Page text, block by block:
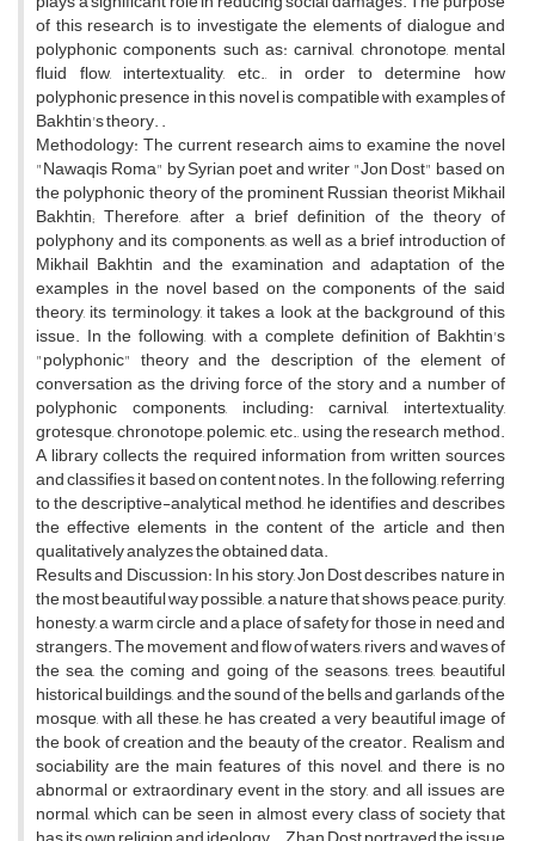
of this research is to investigate the elements of dialogue and
polyphonic components such as: carnival, chronotope, mental
fluid flow, intertextuality, etc., in order to determine how
polyphonic presence in this novel is compatible with examples of
Bakhtin's theory. .
Methodology: The current research aims to examine the novel
"Nawaqis Roma" by Syrian poet and writer "Jon Dost" based on
the polyphonic theory of the prominent Russian theorist Mikhail
Bakhtin; Therefore, after a brief definition of the theory of
polyphony and its components, as well as a brief introduction of
Mikhail Bakhtin and the examination and adaptation of the
examples in the novel based on the components of the said
theory, its terminology, it takes a look at the background of this
issue. In the following, with a complete definition of Bakhtin's
"polyphonic" theory and the description of the element of
conversation as the driving force of the story and a number of
polyphonic components, including: carnival, intertextuality,
grotesque, chronotope, polemic, etc., using the research method.
A library collects the required information from written sources
and classifies it based on content notes. In the following, referring
to the descriptive-analytical method, he identifies and describes
the effective elements in the content of the article and then
qualitatively analyzes the obtained data.
Results and Discussion: In his story, Jon Dost describes nature in
the most beautiful way possible, a nature that shows peace, purity,
honesty, a warm circle and a place of safety for those in need and
strangers. The movement and flow of waters, rivers and waves of
the sea, the coming and going of the seasons, trees, beautiful
historical buildings, and the sound of the bells and garlands of the
mosque, with all these, he has created a very beautiful image of
the book of creation and the beauty of the creator. Realism and
sociability are the main features of this novel, and there is no
abnormal or extraordinary event in the story, and all issues are
normal, which can be seen in almost every class of society that